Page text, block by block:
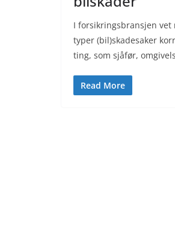
I forsikringsbransjen vet
typer (bil)skadesaker
ting, som sjåfør,
Read More